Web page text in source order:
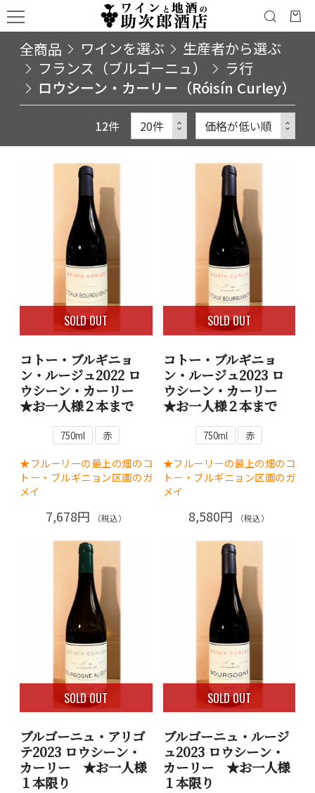
全商品 ワインを選ぶ
生産者から選ぶ
フランス（ブルゴーニュ）
ラ行
ロウシーン・カーリー（Róisín Curley）
12件
SOLD OUT
コトー・ブルギニョ
ン・ルージュ2022 ロ
ウシーン・カーリー
★お一人様２本まで
750ml 赤
★フルーリーの最上の畑のコ
トー・ブルギニョン区画のガ
メイ
7,678円 （税込）
SOLD OUT
コトー・ブルギニョ
ン・ルージュ2023 ロ
ウシーン・カーリー
★お一人様２本まで
750ml 赤
★フルーリーの最上の畑のコ
トー・ブルギニョン区画のガ
メイ
8,580円 （税込）
SOLD OUT
ブルゴーニュ・アリゴ
テ2023 ロウシーン・
カーリー ★お一人様
１本限り
SOLD OUT
ブルゴーニュ・ルージ
ュ2023 ロウシーン・
カーリー ★お一人様
１本限り